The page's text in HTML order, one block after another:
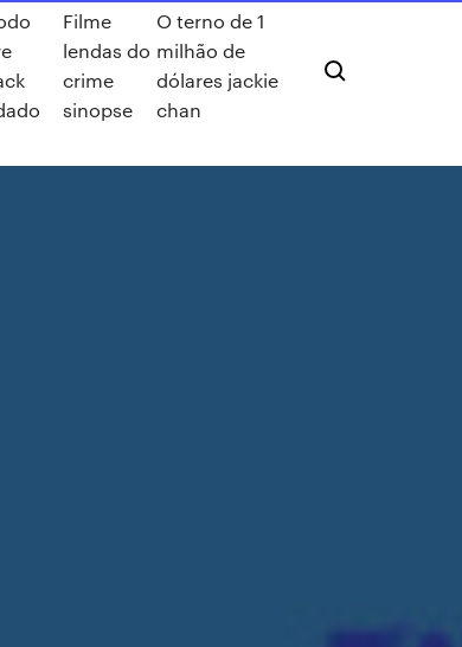
Filme
lendas do
crime
sinopse
O terno de 1
milhão de
dólares jackie
chan